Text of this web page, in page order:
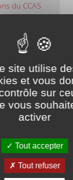
du CCAS
de communes
du Verdon
site utilise
et vous
sur
vous
activer
Tout accepter
Tout refuser